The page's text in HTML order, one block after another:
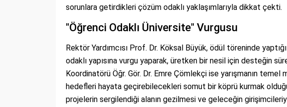
sorunlara getirdikleri çözüm odaklı yaklaşımlarıyla dikkat çekti.
"Öğrenci Odaklı Üniversite" Vurgusu
Rektör Yardımcısı Prof. Dr. Köksal Büyük, ödül töreninde
odaklı yapısına vurgu yaparak, üretken bir nesil için desteğin
Koordinatörü Öğr. Gör. Dr. Emre Çömlekçi ise yarışmanın
hedefleri hayata geçirebilecekleri somut bir köprü kurmak
projelerin sergilendiği alanın gezilmesi ve geleceğin